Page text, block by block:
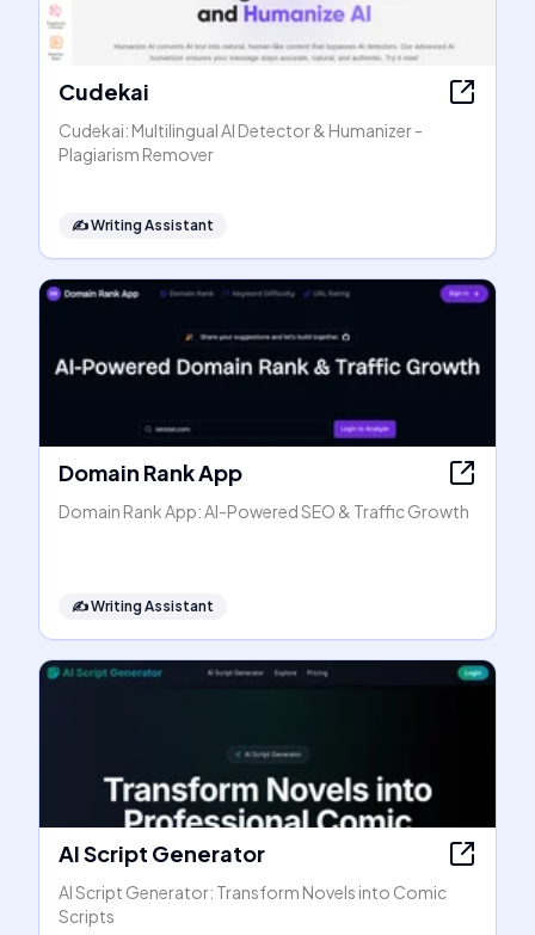
Cudekai
Cudekai: Multilingual AI Detector & Humanizer -
Plagiarism Remover
✍️Writing Assistant
Domain Rank App
Domain Rank App: AI-Powered SEO & Traffic Growth
✍️Writing Assistant
AI Script Generator
AI Script Generator: Transform Novels into Comic
Scripts